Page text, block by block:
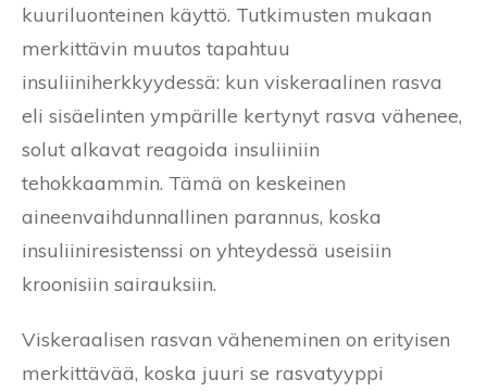
kuuriluonteinen käyttö. Tutkimusten mukaan
merkittävin muutos tapahtuu
insuliiniherkkyydessä: kun viskeraalinen rasva
eli sisäelinten ympärille kertynyt rasva vähenee,
solut alkavat reagoida insuliiniin
tehokkaammin. Tämä on keskeinen
aineenvaihdunnallinen parannus, koska
insuliiniresistenssi on yhteydessä useisiin
kroonisiin sairauksiin.
Viskeraalisen rasvan väheneminen on erityisen
merkittävää, koska juuri se rasvatyyppi